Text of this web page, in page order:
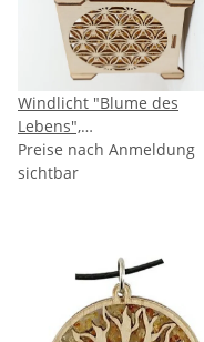
Windlicht "Blume des
Lebens",
Bernstein/Birkenholz, inkl.
LED Teelicht
Preise nach Anmeldung
sichtbar